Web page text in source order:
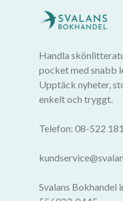
Handla
pocket med snabb
Upptäck nyheter,
enkelt och tryggt.
Telefon: 08-522
Svalans Bokhandel